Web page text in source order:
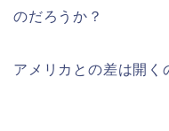
のだろうか？
アメリカとの差は開く